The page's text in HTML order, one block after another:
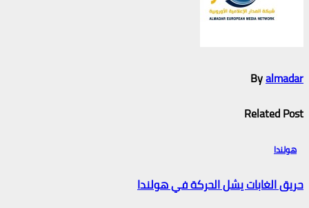
Byalmadar
Related Post
هولندا
حريق الغابات يشل الحركة في هولندا